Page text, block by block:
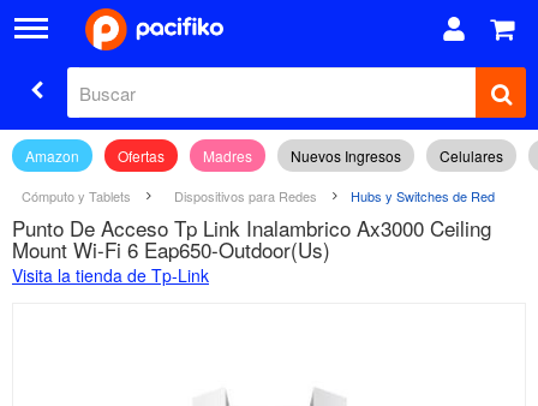
Amazon Ofertas Madres Nuevos Ingresos Celulares
Cómputo y Tablets Dispositivos para Redes Hubs y Switches de Red
Punto De Acceso Tp Link Inalambrico Ax3000 Ceiling
Mount Wi-Fi 6 Eap650-Outdoor(Us)
Visita la tienda de Tp-Link